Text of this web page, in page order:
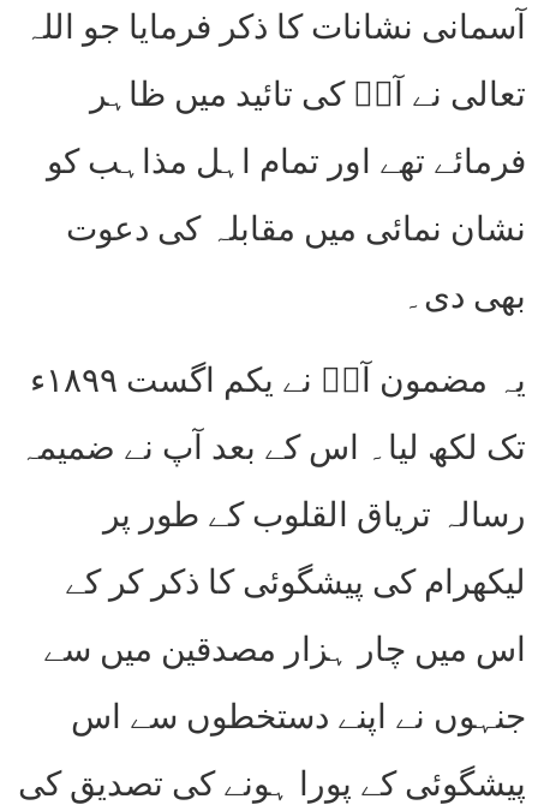
آسمانی نشانات کا ذکر فرمایا جو اللہ
تعالی نے آپؑ کی تائید میں ظاہر
فرمائے تھے اور تمام اہل مذاہب کو
نشان نمائی میں مقابلہ کی دعوت
بھی دی۔
یہ مضمون آپؑ نے یکم اگست ۱۸۹۹ء
تک لکھ لیا۔ اس کے بعد آپ نے ضمیمہ
رسالہ تریاق القلوب کے طور پر
لیکھرام کی پیشگوئی کا ذکر کر کے
اس میں چار ہزار مصدقین میں سے
جنہوں نے اپنے دستخطوں سے اس
پیشگوئی کے پورا ہونے کی تصدیق کی